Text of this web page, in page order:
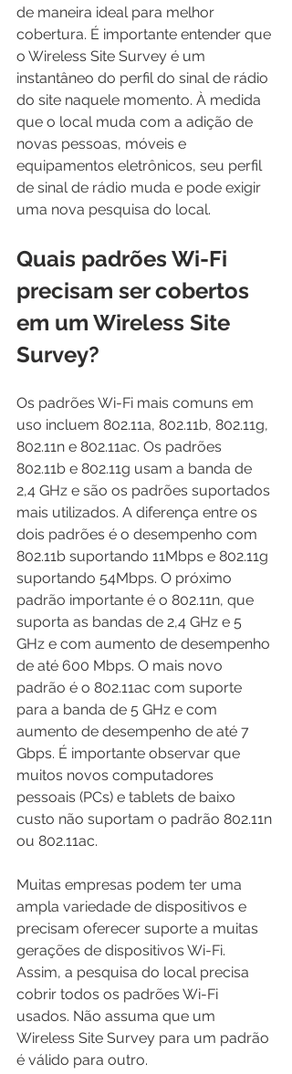
de maneira ideal para melhor
cobertura. É importante entender que
o Wireless Site Survey é um
instantâneo do perfil do sinal de rádio
do site naquele momento. À medida
que o local muda com a adição de
novas pessoas, móveis e
equipamentos eletrônicos, seu perfil
de sinal de rádio muda e pode exigir
uma nova pesquisa do local.
Quais padrões Wi-Fi
precisam ser cobertos
em um Wireless Site
Survey?
Os padrões Wi-Fi mais comuns em
uso incluem 802.11a, 802.11b, 802.11g,
802.11n e 802.11ac. Os padrões
802.11b e 802.11g usam a banda de
2,4 GHz e são os padrões suportados
mais utilizados. A diferença entre os
dois padrões é o desempenho com
802.11b suportando 11Mbps e 802.11g
suportando 54Mbps. O próximo
padrão importante é o 802.11n, que
suporta as bandas de 2,4 GHz e 5
GHz e com aumento de desempenho
de até 600 Mbps. O mais novo
padrão é o 802.11ac com suporte
para a banda de 5 GHz e com
aumento de desempenho de até 7
Gbps. É importante observar que
muitos novos computadores
pessoais (PCs) e tablets de baixo
custo não suportam o padrão 802.11n
ou 802.11ac.
Muitas empresas podem ter uma
ampla variedade de dispositivos e
precisam oferecer suporte a muitas
gerações de dispositivos Wi-Fi.
Assim, a pesquisa do local precisa
cobrir todos os padrões Wi-Fi
usados. Não assuma que um
Wireless Site Survey para um padrão
é válido para outro.